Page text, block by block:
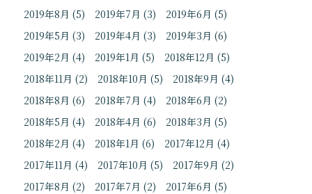
2019年8月 (5) 2019年7月 (3) 2019年6月 (5)
2019年5月 (3) 2019年4月 (3) 2019年3月 (6)
2019年2月 (4) 2019年1月 (5) 2018年12月 (5)
2018年11月 (2) 2018年10月 (5) 2018年9月 (4)
2018年8月 (6) 2018年7月 (4) 2018年6月 (2)
2018年5月 (4) 2018年4月 (6) 2018年3月 (5)
2018年2月 (4) 2018年1月 (6) 2017年12月 (4)
2017年11月 (4) 2017年10月 (5) 2017年9月 (2)
2017年8月 (2) 2017年7月 (2) 2017年6月 (5)